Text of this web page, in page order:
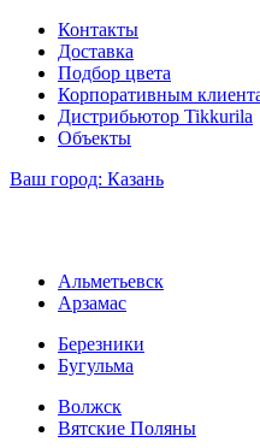
Контакты
Доставка
Подбор цвета
Корпоративным
Дистрибьютор Tikkurila
Объекты
Ваш город: Казань
Альметьевск
Арзамас
Березники
Бугульма
Волжск
Вятские Поляны